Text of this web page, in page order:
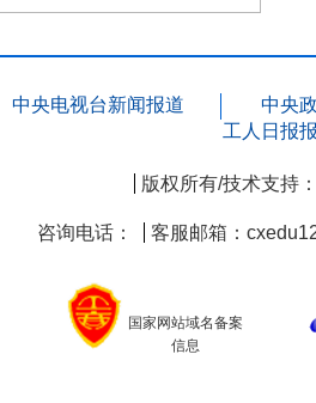
中央电视台新闻报道
中央
工人日报
版权所有/技术支持
咨询电话： 客服邮箱：
国家网站域名备案
信息